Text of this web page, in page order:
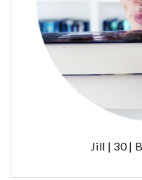
Jill | 30 |